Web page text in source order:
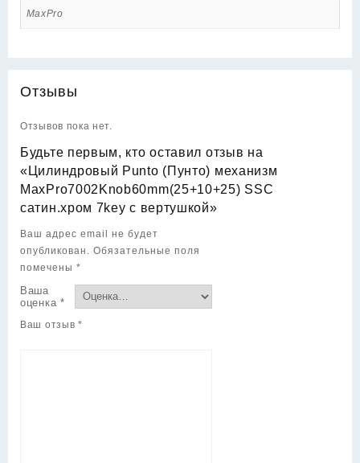
MaxPro
Отзывы
Отзывов пока нет.
Будьте первым, кто оставил отзыв на
«Цилиндровый Punto (Пунто) механизм
MaxPro7002Knob60mm(25+10+25) SSC
сатин.хром 7key с вертушкой»
Ваш адрес email не будет
опубликован.
Обязательные поля
помечены *
Ваша
оценка *
Ваш отзыв *